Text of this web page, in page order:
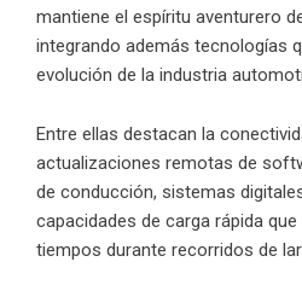
mantiene el espíritu aventurero
integrando además tecnologías
evolución de la industria
Entre ellas destacan la
actualizaciones remotas de
de conducción, sistemas
capacidades de carga rápida
tiempos durante recorridos de